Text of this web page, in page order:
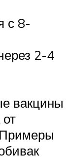
с 8-
2-4
вакцины
Примеры